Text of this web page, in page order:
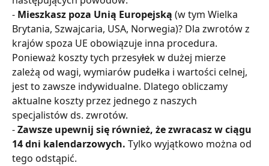
- Mieszkasz poza Unią Europejską (w tym Wielka
Brytania, Szwajcaria, USA, Norwegia)? Dla zwrotów z
krajów spoza UE obowiązuje inna procedura.
Ponieważ koszty tych przesyłek w dużej mierze
zależą od wagi, wymiarów pudełka i wartości celnej,
jest to zawsze indywidualne. Dlatego obliczamy
aktualne koszty przez jednego z naszych
specjalistów ds. zwrotów.
- Zawsze upewnij się również, że zwracasz w ciągu
14 dni kalendarzowych. Tylko wyjątkowo można od
tego odstąpić.